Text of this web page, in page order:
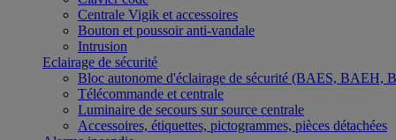
Centrale Vigik et accessoires
Bouton et poussoir anti-vandale
Intrusion
Eclairage de sécurité
Bloc autonome d'éclairage de sécurité (BAES,
Télécommande et centrale
Luminaire de secours sur source centrale
Accessoires, étiquettes, pictogrammes, pièces détachées